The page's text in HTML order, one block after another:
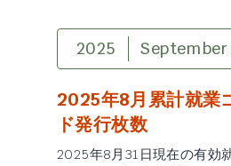
2025 September
2025年8月累計就業
ド発行枚数
2025年8月31日現在の有効